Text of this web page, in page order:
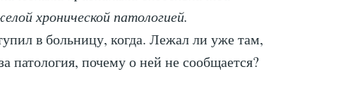
хронической патологией.
в больницу, когда. Лежал ли уже там,
патология, почему о ней не сообщается?